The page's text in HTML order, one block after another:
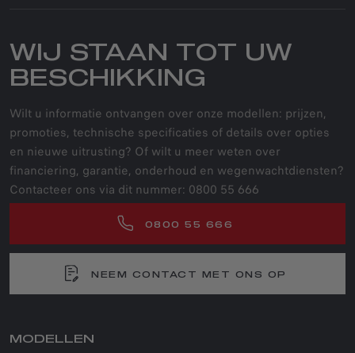
WIJ STAAN TOT UW
BESCHIKKING
Wilt u informatie ontvangen over onze modellen: prijzen,
promoties, technische specificaties of details over opties
en nieuwe uitrusting? Of wilt u meer weten over
financiering, garantie, onderhoud en wegenwachtdiensten?
Contacteer ons via dit nummer: 0800 55 666
0800 55 666
NEEM CONTACT MET ONS OP
MODELLEN